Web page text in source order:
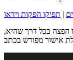
| תפיקו הפקות וידאו
הפצה בכל דרך שהיא,
אישור מפורש בכתב